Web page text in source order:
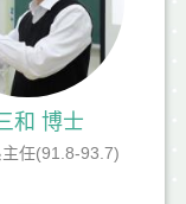
和 博士
任(91.8-93.7)